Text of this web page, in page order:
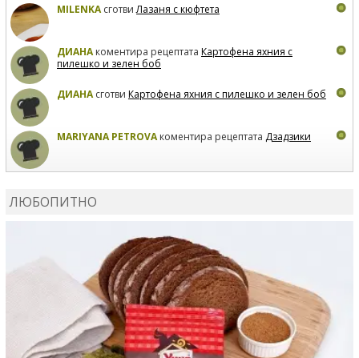
MILENKAсготвиЛазаня с кюфтета
ДИАНАкоментира рецептата Картофена яхния с
пилешко и зелен боб
ДИАНАсготви Картофена яхния с пилешко и зелен боб
MARIYANA PETROVAкоментира рецептата Дзадзики
ЛЮБОПИТНО